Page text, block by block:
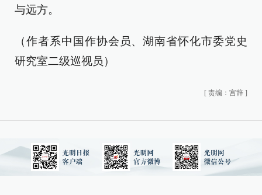
与远方。
（作者系中国作协会员、湖南省怀化市委党史
研究室二级巡视员）
[ 责编：宫辞 ]